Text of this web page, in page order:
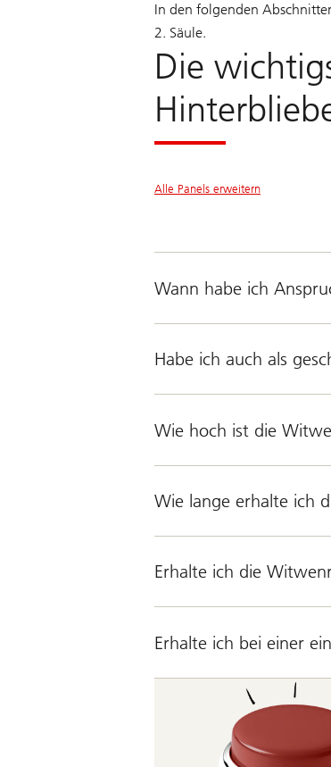
In den folgenden
2. Säule.
Die
Alle Panels erweitern
Wann habe ich
Habe ich auch als
Wie hoch ist die
Wie lange erhalte ich
Erhalte ich die
Erhalte ich bei einer